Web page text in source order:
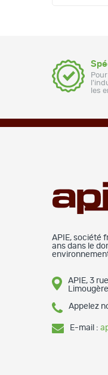
les
APIE, société
ans dans le
APIE, 3
Appelez
E-mail :